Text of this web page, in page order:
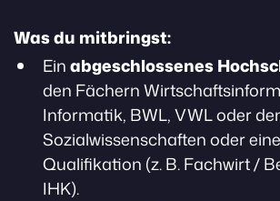
Was du mitbringst:
Einabgeschlossenes
den Fächern
Informatik, BWL, VWL oder
Sozialwissenschaften oder
Qualifikation (z. B. Fachwirt /
IHK).